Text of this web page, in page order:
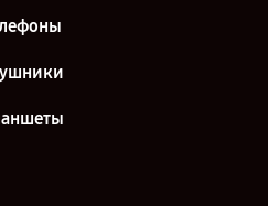
Pixel 3 в г. Санкт-Петербург